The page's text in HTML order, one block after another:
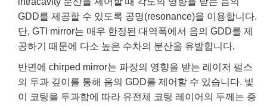
GDD를 제공할 수 있도록 공명(resonance)을 이용합니다.
단, GTI mirror는 매우 한정된 대역폭에서 음의 GDD를 제
공하기 때문에 다소 높은 수차의 분산을 유발합니다.
반면에 chirped mirror는 파장의 영향을 받는 레이저 펄스
의 투과 깊이를 통해 음의 GDD를 제어할 수 있습니다. 빛
이 코팅을 투과함에 따라 유전체 코팅 레이어의 두께는 증